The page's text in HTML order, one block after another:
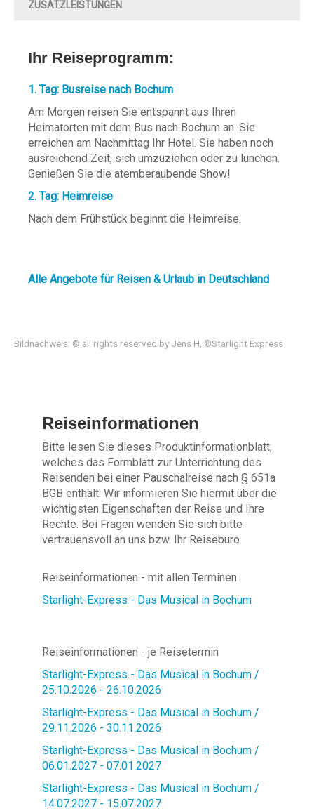
ZUSATZLEISTUNGEN
Ihr Reiseprogramm:
1. Tag: Busreise nach Bochum
Am Morgen reisen Sie entspannt aus Ihren
Heimatorten mit dem Bus nach Bochum an. Sie
erreichen am Nachmittag Ihr Hotel. Sie haben noch
ausreichend Zeit, sich umzuziehen oder zu lunchen.
Genießen Sie die atemberaubende Show!
2. Tag: Heimreise
Nach dem Frühstück beginnt die Heimreise.
Alle Angebote für Reisen & Urlaub in Deutschland
Bildnachweis: © all rights reserved by Jens H, ©Starlight Express
Reiseinformationen
Bitte lesen Sie dieses Produktinformationblatt,
welches das Formblatt zur Unterrichtung des
Reisenden bei einer Pauschalreise nach § 651a
BGB enthält. Wir informieren Sie hiermit über die
wichtigsten Eigenschaften der Reise und Ihre
Rechte. Bei Fragen wenden Sie sich bitte
vertrauensvoll an uns bzw. Ihr Reisebüro.
Reiseinformationen - mit allen Terminen
Starlight-Express - Das Musical in Bochum
Reiseinformationen - je Reisetermin
Starlight-Express - Das Musical in Bochum /
25.10.2026 - 26.10.2026
Starlight-Express - Das Musical in Bochum /
29.11.2026 - 30.11.2026
Starlight-Express - Das Musical in Bochum /
06.01.2027 - 07.01.2027
Starlight-Express - Das Musical in Bochum /
14.07.2027 - 15.07.2027